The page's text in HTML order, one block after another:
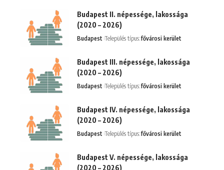
Budapest II. népessége, lakossága
(2020 – 2026)
Budapest Település típus:fővárosi kerület
Budapest III. népessége, lakossága
(2020 – 2026)
Budapest Település típus:fővárosi kerület
Budapest IV. népessége, lakossága
(2020 – 2026)
Budapest Település típus:fővárosi kerület
Budapest V. népessége, lakossága
(2020 – 2026)